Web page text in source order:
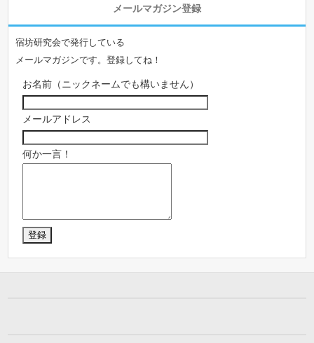
メールマガジン登録
宿坊研究会で発行している
メールマガジンです。登録してね！
お名前（ニックネームでも構いません）
メールアドレス
何か一言！